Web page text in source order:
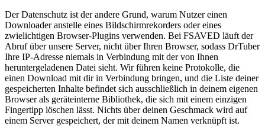
Der Datenschutz ist der andere Grund, warum Nutzer einen
Downloader anstelle eines Bildschirmrekorders oder eines
zwielichtigen Browser-Plugins verwenden. Bei FSAVED läuft der
Abruf über unsere Server, nicht über Ihren Browser, sodass DrTuber
Ihre IP-Adresse niemals in Verbindung mit der von Ihnen
heruntergeladenen Datei sieht. Wir führen keine Protokolle, die
einen Download mit dir in Verbindung bringen, und die Liste deiner
gespeicherten Inhalte befindet sich ausschließlich in deinem eigenen
Browser als geräteinterne Bibliothek, die sich mit einem einzigen
Fingertipp löschen lässt. Nichts über deinen Geschmack wird auf
einem Server gespeichert, der mit deinem Namen verknüpft ist.